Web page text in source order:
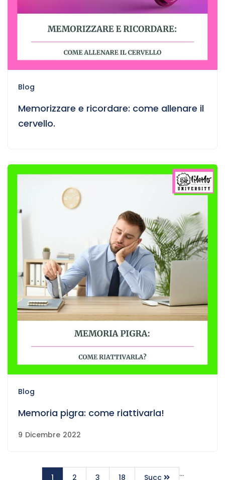
Blog
Memorizzare e ricordare: come allenare il
cervello.
Blog
Memoria pigra: come riattivarla!
9 Dicembre 2022
1 2 3 …
18 Succ